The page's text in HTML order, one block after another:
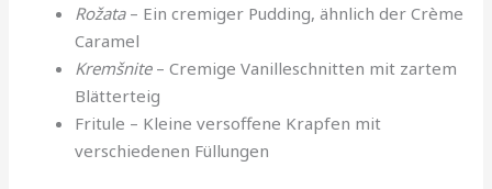
Rožata– Ein cremiger Pudding, ähnlich der Crème
Caramel
Kremšnite– Cremige Vanilleschnitten mit zartem
Blätterteig
Fritule – Kleine versoffene Krapfen mit
verschiedenen Füllungen